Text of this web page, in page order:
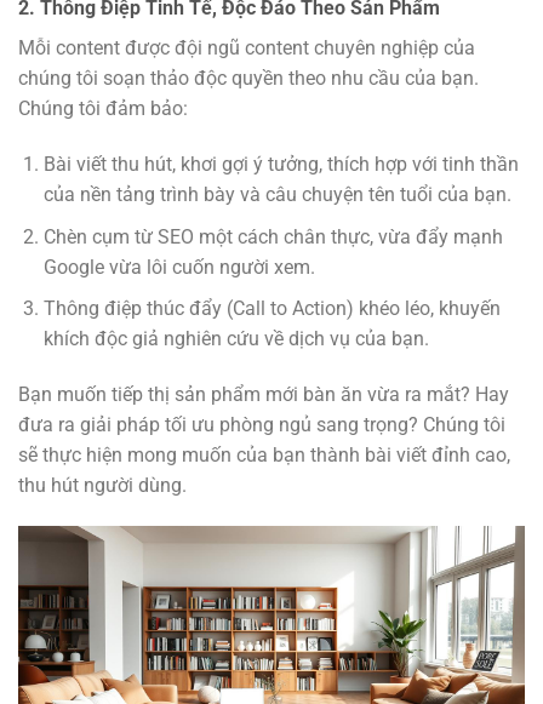
2. Thông Điệp Tinh Tế, Độc Đáo Theo Sản Phẩm
Mỗi content được đội ngũ content chuyên nghiệp của
chúng tôi soạn thảo độc quyền theo nhu cầu của bạn.
Chúng tôi đảm bảo:
Bài viết thu hút, khơi gợi ý tưởng, thích hợp với tinh thần
của nền tảng trình bày và câu chuyện tên tuổi của bạn.
Chèn cụm từ SEO một cách chân thực, vừa đẩy mạnh
Google vừa lôi cuốn người xem.
Thông điệp thúc đẩy (Call to Action) khéo léo, khuyến
khích độc giả nghiên cứu về dịch vụ của bạn.
Bạn muốn tiếp thị sản phẩm mới bàn ăn vừa ra mắt? Hay
đưa ra giải pháp tối ưu phòng ngủ sang trọng? Chúng tôi
sẽ thực hiện mong muốn của bạn thành bài viết đỉnh cao,
thu hút người dùng.